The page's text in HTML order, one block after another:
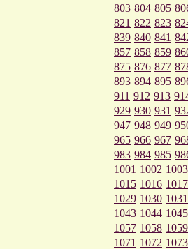
803 804 805
821 822 823
839 840 841
857 858 859
875 876 877
893 894 895
911 912 913
929 930 931
947 948 949
965 966 967
983 984 985
1001 1002 1003
1015 1016 1017
1029 1030 1031
1043 1044 1045
1057 1058 1059
1071 1072 1073